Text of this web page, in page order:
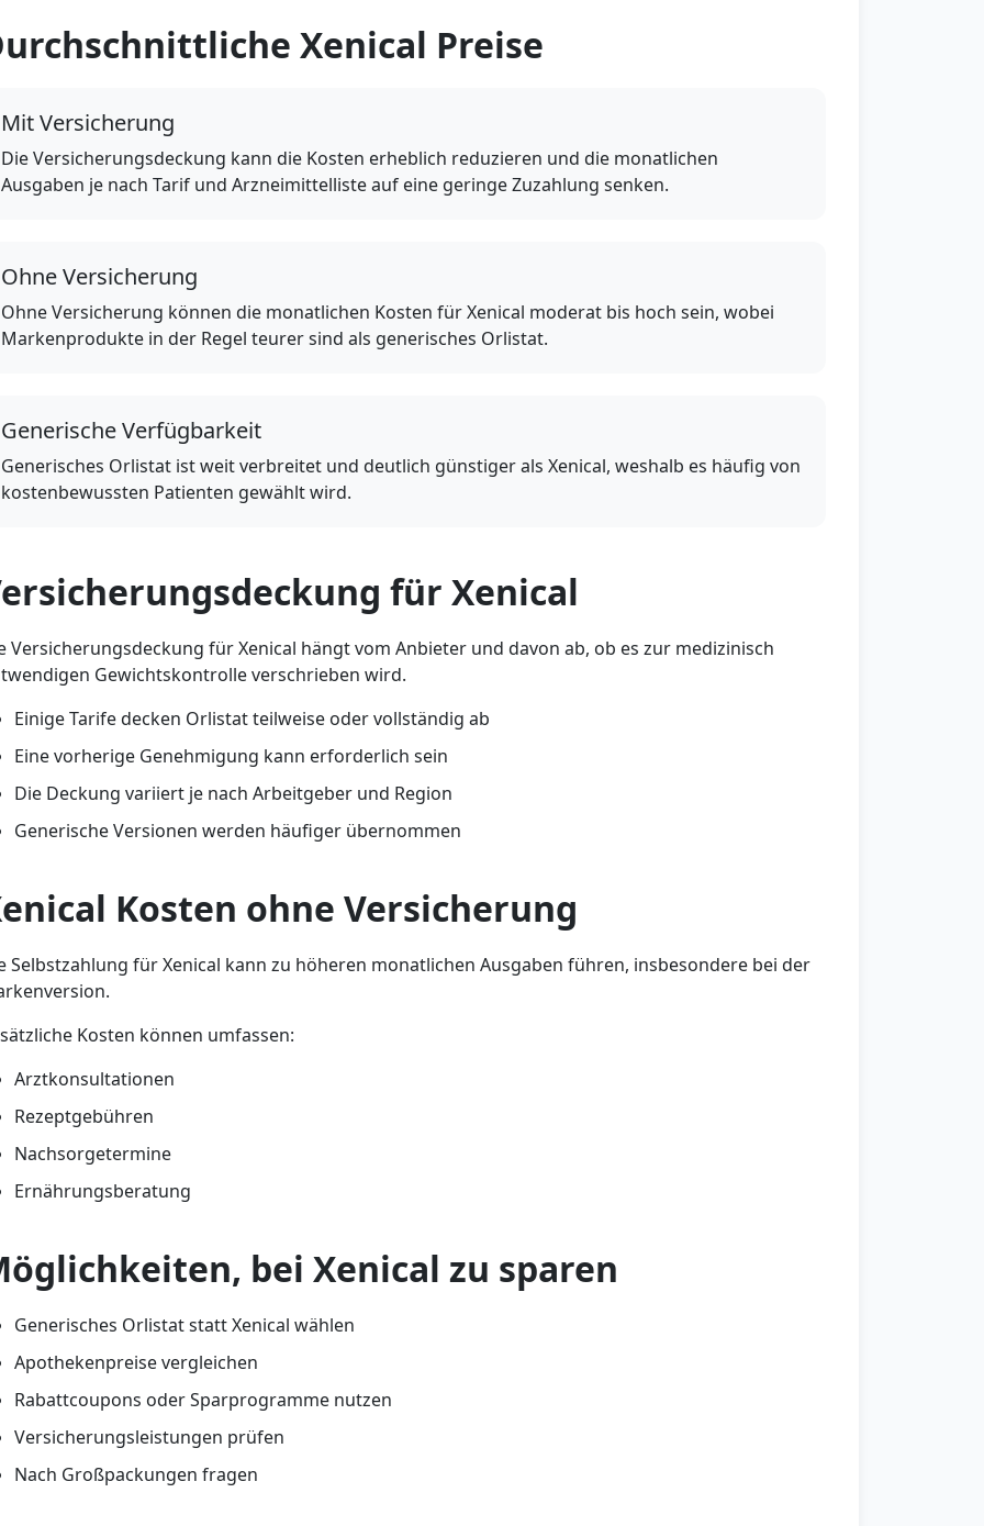
Xenical Preise
Mit Versicherung
Die Versicherungsdeckung kann die Kosten erheblich reduzieren und die monatlichen
Ausgaben je nach Tarif und Arzneimittelliste auf eine geringe Zuzahlung senken.
Ohne Versicherung
Ohne Versicherung können die monatlichen Kosten für Xenical moderat bis hoch sein, wobei
Markenprodukte in der Regel teurer sind als generisches Orlistat.
Generische Verfügbarkeit
Generisches Orlistat ist weit verbreitet und deutlich günstiger als Xenical, weshalb es häufig von
kostenbewussten Patienten gewählt wird.
für Xenical
Versicherungsdeckung für Xenical hängt vom Anbieter und davon ab, ob es zur medizinisch
Gewichtskontrolle verschrieben wird.
Einige Tarife decken Orlistat teilweise oder vollständig ab
Eine vorherige Genehmigung kann erforderlich sein
Die Deckung variiert je nach Arbeitgeber und Region
Generische Versionen werden häufiger übernommen
Kosten ohne Versicherung
Selbstzahlung für Xenical kann zu höheren monatlichen Ausgaben führen, insbesondere bei der
Kosten können umfassen:
Arztkonsultationen
Rezeptgebühren
Nachsorgetermine
Ernährungsberatung
bei Xenical zu sparen
Generisches Orlistat statt Xenical wählen
Apothekenpreise vergleichen
Rabattcoupons oder Sparprogramme nutzen
Versicherungsleistungen prüfen
Nach Großpackungen fragen